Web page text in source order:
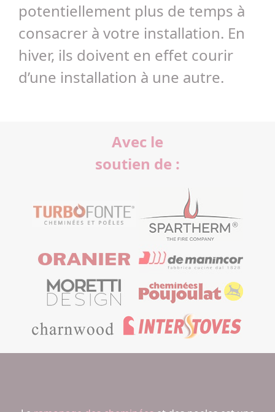
potentiellement plus de temps à
consacrer à votre installation. En
hiver, ils doivent en effet courir
d’une installation à une autre.
Avec le
soutien de :